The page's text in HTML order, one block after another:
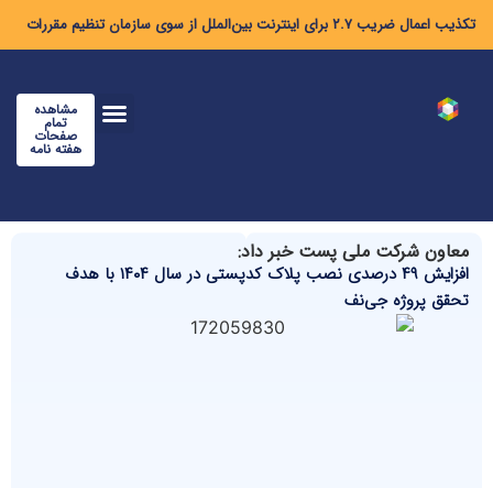
تکذیب اعمال ضریب ۲.۷ برای اینترنت بین‌الملل از سوی سازمان تنظیم مقررات
مشاهده
تمام
صفحات
هفته نامه
معاون شرکت ملی پست خبر داد:
افزایش ۴۹ درصدی نصب پلاک کدپستی در سال ۱۴۰۴ با هدف
تحقق پروژه جی‌نف